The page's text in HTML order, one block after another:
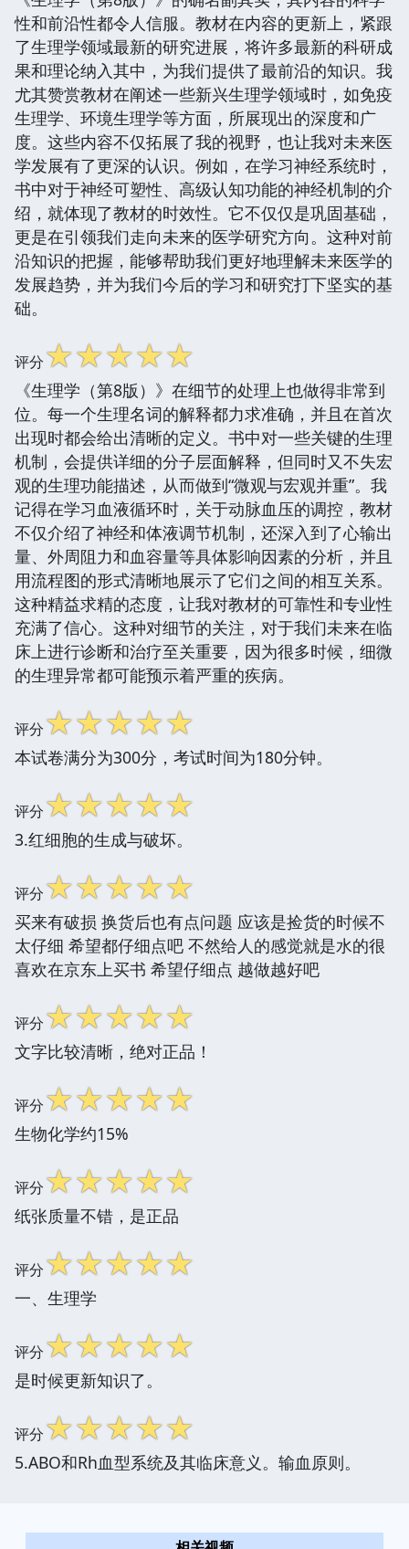
性和前沿性都令人信服。教材在内容的更新上，紧跟
了生理学领域最新的研究进展，将许多最新的科研成
果和理论纳入其中，为我们提供了最前沿的知识。我
尤其赞赏教材在阐述一些新兴生理学领域时，如免疫
生理学、环境生理学等方面，所展现出的深度和广
度。这些内容不仅拓展了我的视野，也让我对未来医
学发展有了更深的认识。例如，在学习神经系统时，
书中对于神经可塑性、高级认知功能的神经机制的介
绍，就体现了教材的时效性。它不仅仅是巩固基础，
更是在引领我们走向未来的医学研究方向。这种对前
沿知识的把握，能够帮助我们更好地理解未来医学的
发展趋势，并为我们今后的学习和研究打下坚实的基
础。
评分☆☆☆☆☆
《生理学（第8版）》在细节的处理上也做得非常到
位。每一个生理名词的解释都力求准确，并且在首次
出现时都会给出清晰的定义。书中对一些关键的生理
机制，会提供详细的分子层面解释，但同时又不失宏
观的生理功能描述，从而做到“微观与宏观并重”。我
记得在学习血液循环时，关于动脉血压的调控，教材
不仅介绍了神经和体液调节机制，还深入到了心输出
量、外周阻力和血容量等具体影响因素的分析，并且
用流程图的形式清晰地展示了它们之间的相互关系。
这种精益求精的态度，让我对教材的可靠性和专业性
充满了信心。这种对细节的关注，对于我们未来在临
床上进行诊断和治疗至关重要，因为很多时候，细微
的生理异常都可能预示着严重的疾病。
评分☆☆☆☆☆
本试卷满分为300分，考试时间为180分钟。
评分☆☆☆☆☆
3.红细胞的生成与破坏。
评分☆☆☆☆☆
买来有破损 换货后也有点问题 应该是捡货的时候不
太仔细 希望都仔细点吧 不然给人的感觉就是水的很
喜欢在京东上买书 希望仔细点 越做越好吧
评分☆☆☆☆☆
文字比较清晰，绝对正品！
评分☆☆☆☆☆
生物化学约15%
评分☆☆☆☆☆
纸张质量不错，是正品
评分☆☆☆☆☆
一、生理学
评分☆☆☆☆☆
是时候更新知识了。
评分☆☆☆☆☆
5.ABO和Rh血型系统及其临床意义。输血原则。